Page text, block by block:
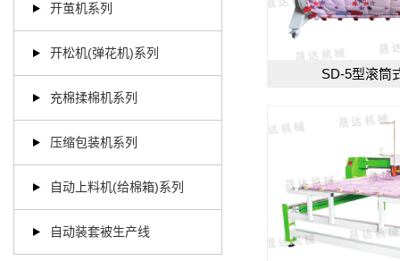
开茧机系列
开松机(弹花机)系列
充棉揉棉机系列
压缩包装机系列
自动上料机(给棉箱)系列
自动装套被生产线
SD-5型滚筒